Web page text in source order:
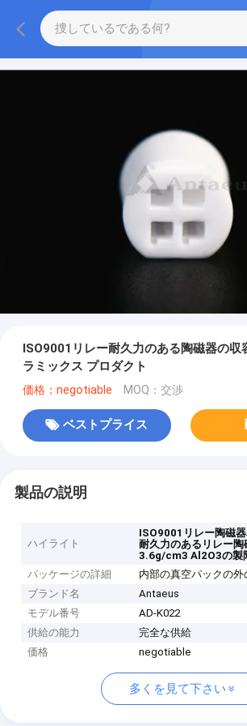
ISO9001リレー耐久力のある陶磁器の収
ラミックス プロダクト
価格：negotiable MOQ：交渉
ベストプライス
製品の説明
ハイライト
ISO9001リレー陶磁
耐久力のあるリレー
3.6g/cm3 Al2O3の製
パッケージの詳細
内部の真空パックの外
ブランド名
Antaeus
モデル番号
AD-K022
供給の能力
完全な供給
価格
negotiable
多くを見て下さい